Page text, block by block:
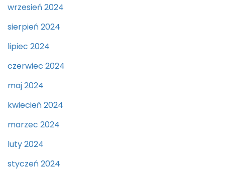
wrzesień 2024
sierpień 2024
lipiec 2024
czerwiec 2024
maj 2024
kwiecień 2024
marzec 2024
luty 2024
styczeń 2024